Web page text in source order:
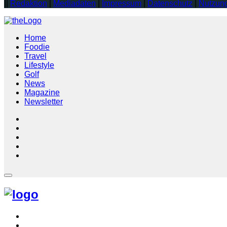
Redaktion Mediadaten Impressum Datenschutz
Home
Foodie
Travel
Lifestyle
Golf
News
Magazine
Newsletter